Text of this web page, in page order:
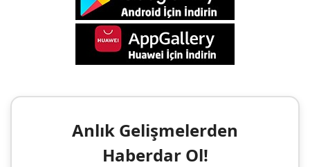
Anlık Gelişmelerden
Haberdar Ol!